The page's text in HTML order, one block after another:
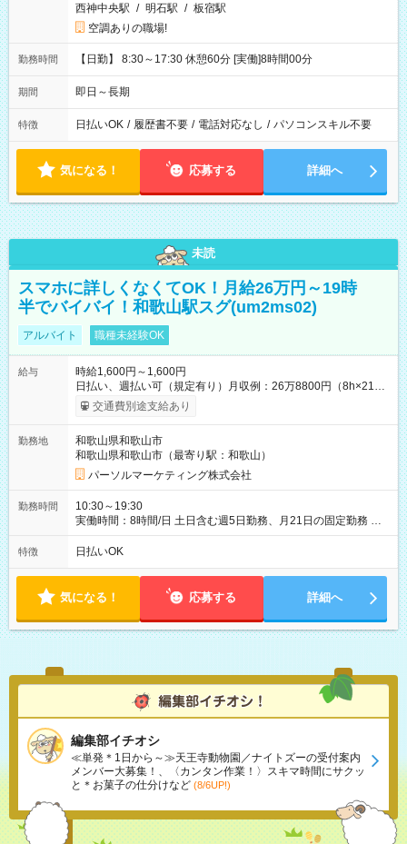
西神中央駅 / 明石駅 / 板宿駅
空調ありの職場!
勤務時間 【日勤】 8:30～17:30 休憩60分 [実働]8時間00分
期間 即日～長期
特徴 日払いOK / 履歴書不要 / 電話対応なし / パソコンスキル不要
気になる！ 応募する 詳細へ
未読
スマホに詳しくなくてOK！月給26万円～19時
半でバイバイ！和歌山駅スグ(um2ms02)
アルバイト 職種未経験OK
給与
時給1,600円～1,600円
日払い、週払い可（規定有り）月収例：26万8800円（8h×21
日） 【試用期間】試用期間なし
交通費別途支給あり
勤務地
和歌山県和歌山市
和歌山県和歌山市（最寄り駅：和歌山）
パーソルマーケティング株式会社
勤務時間
10:30～19:30
実働時間：8時間/日 土日含む週5日勤務、月21日の固定勤務 ※
実働8h/休憩1h勤務、残業ほぼ無し（5h/月）
特徴 日払いOK
気になる！ 応募する 詳細へ
編集部イチオシ
≪単発＊1日から～≫天王寺動物園／ナイトズーの受付案内
メンバー大募集！、〈カンタン作業！〉スキマ時間にサクッ
と＊お菓子の仕分けなど (8/6UP!)